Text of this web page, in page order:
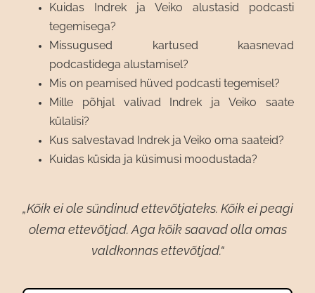
Kuidas Indrek ja Veiko alustasid podcasti
tegemisega?
Missugused kartused kaasnevad
podcastidega alustamisel?
Mis on peamised hüved podcasti tegemisel?
Mille põhjal valivad Indrek ja Veiko saate
külalisi?
Kus salvestavad Indrek ja Veiko oma saateid?
Kuidas küsida ja küsimusi moodustada?
„Kõik ei ole sündinud ettevõtjateks. Kõik ei peagi
olema ettevõtjad. Aga kõik saavad olla omas
valdkonnas ettevõtjad.“